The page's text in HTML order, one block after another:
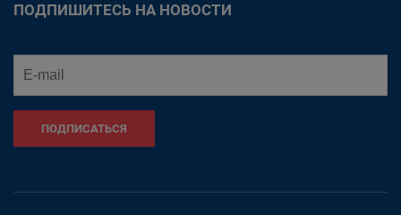
ПОДПИШИТЕСЬ НА НОВОСТИ
ПОДПИСАТЬСЯ